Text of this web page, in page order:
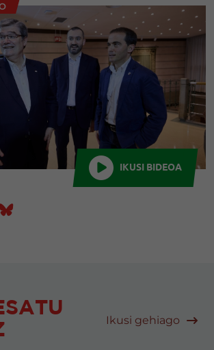
IKUSI BIDEOA
Ikusi gehiago